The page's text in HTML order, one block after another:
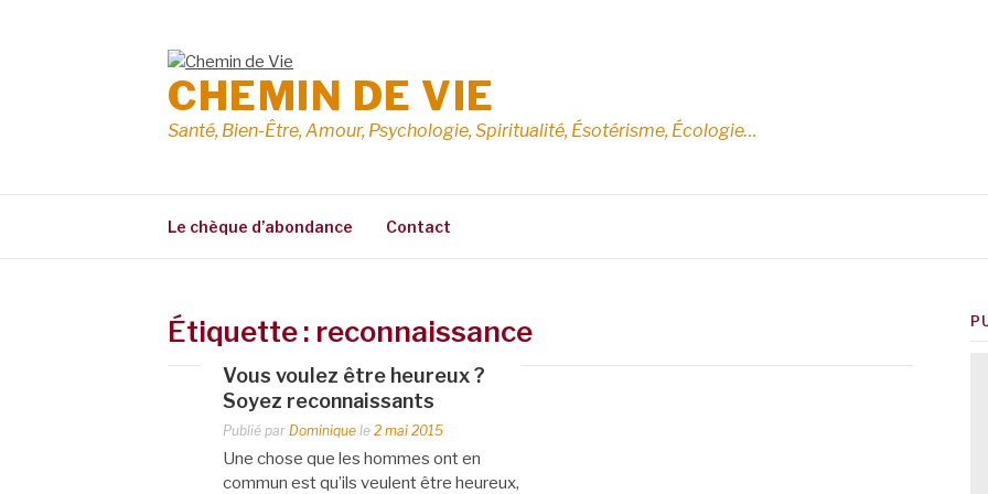
CHEMIN DE VIE
Santé, Bien-Être, Amour, Psychologie, Spiritualité, Ésotérisme, Écologie…
Le chèque d’abondance Contact
Étiquette : reconnaissance
Vous voulez être heureux ?
Soyez reconnaissants
Publié par Dominique le 2 mai 2015
Une chose que les hommes ont en
commun est qu’ils veulent être heureux,